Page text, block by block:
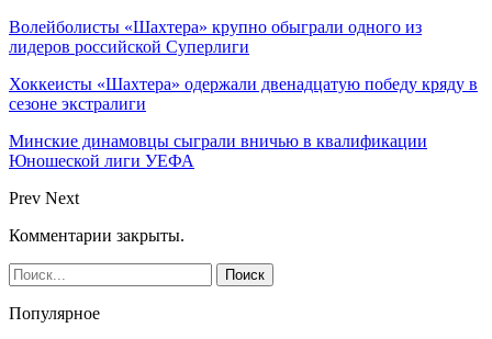
Волейболисты «Шахтера» крупно обыграли одного из
лидеров российской Суперлиги
Хоккеисты «Шахтера» одержали двенадцатую победу кряду в
сезоне экстралиги
Минские динамовцы сыграли вничью в квалификации
Юношеской лиги УЕФА
Prev Next
Комментарии закрыты.
Популярное